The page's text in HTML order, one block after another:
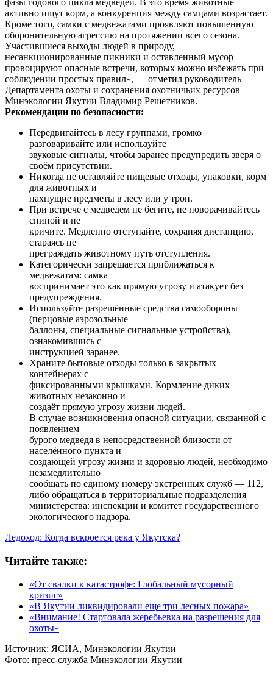
активно ищут корм, а конкуренция между самцами возрастает.
Кроме того, самки с медвежатами проявляют повышенную
оборонительную агрессию на протяжении всего сезона.
Участившиеся выходы людей в природу,
несанкционированные пикники и оставленный мусор
провоцируют опасные встречи, которых можно избежать при
соблюдении простых правил», — отметил руководитель
Департамента охоты и сохранения охотничьих ресурсов
Минэкологии Якутии Владимир Решетников.
Рекомендации по безопасности:
Передвигайтесь в лесу группами, громко
разговаривайте или используйте
звуковые сигналы, чтобы заранее предупредить зверя о
своём присутствии.
Никогда не оставляйте пищевые отходы, упаковки, корм
для животных и
пахнущие предметы в лесу или у троп.
При встрече с медведем не бегите, не поворачивайтесь
спиной и не
кричите. Медленно отступайте, сохраняя дистанцию,
стараясь не
преграждать животному путь отступления.
Категорически запрещается приближаться к
медвежатам: самка
воспринимает это как прямую угрозу и атакует без
предупреждения.
Используйте разрешённые средства самообороны
(перцовые аэрозольные
баллоны, специальные сигнальные устройства),
ознакомившись с
инструкцией заранее.
Храните бытовые отходы только в закрытых
контейнерах с
фиксированными крышками. Кормление диких
животных незаконно и
создаёт прямую угрозу жизни людей.
В случае возникновения опасной ситуации, связанной с
появлением
бурого медведя в непосредственной близости от
населённого пункта и
создающей угрозу жизни и здоровью людей, необходимо
незамедлительно
сообщать по единому номеру экстренных служб — 112,
либо обращаться в территориальные подразделения
министерства: инспекции и комитет государственного
экологического надзора.
Ледоход: Когда вскроется река у Якутска?
Читайте также:
«От свалки к катастрофе: Глобальный мусорный
кризис»
«В Якутии ликвидировали еще три лесных пожара»
«Внимание! Стартовала жеребьевка на разрешения для
охоты»
Источник: ЯСИА, Минэкологии Якутии
Фото: пресс-служба Минэкологии Якутии